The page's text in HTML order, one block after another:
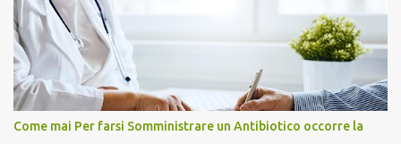
Come mai Per farsi Somministrare un Antibiotico occorre la